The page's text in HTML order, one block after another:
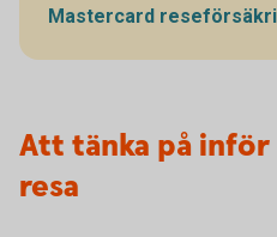
Mastercard
Att tänka på
resa